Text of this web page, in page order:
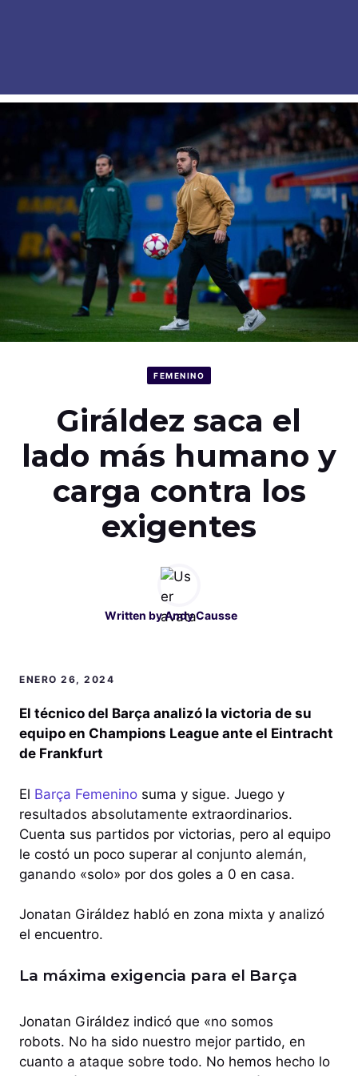
FEMENINO
Giráldez saca el
lado más humano y
carga contra los
exigentes
Written byAndy Causse
ENERO 26, 2024
El técnico del Barça analizó la victoria de su
equipo en Champions League ante el Eintracht
de Frankfurt
El Barça Femenino suma y sigue. Juego y
resultados absolutamente extraordinarios.
Cuenta sus partidos por victorias, pero al equipo
le costó un poco superar al conjunto alemán,
ganando «solo» por dos goles a 0 en casa.
Jonatan Giráldez habló en zona mixta y analizó
el encuentro.
La máxima exigencia para el Barça
Jonatan Giráldez indicó que «no somos
robots. No ha sido nuestro mejor partido, en
cuanto a ataque sobre todo. No hemos hecho lo